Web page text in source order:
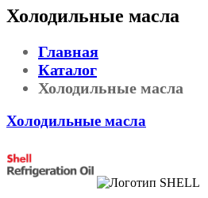
Холодильные масла
Главная
Каталог
Холодильные масла
Холодильные масла